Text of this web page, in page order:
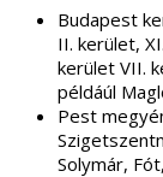
Budapest
II. kerület,
kerület VII.
példáúl
Pest
Solymár,